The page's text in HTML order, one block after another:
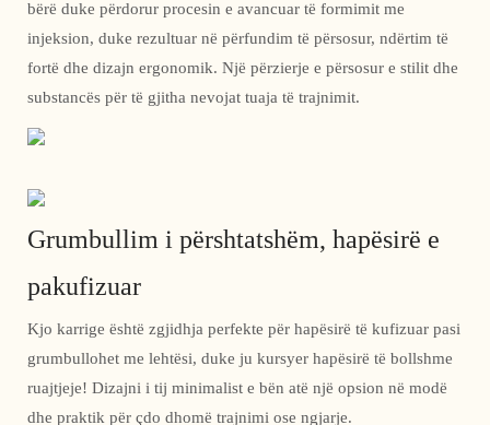
bërë duke përdorur procesin e avancuar të formimit me
injeksion, duke rezultuar në përfundim të përsosur, ndërtim të
fortë dhe dizajn ergonomik. Një përzierje e përsosur e stilit dhe
substancës për të gjitha nevojat tuaja të trajnimit.
Grumbullim i përshtatshëm, hapësirë ​​e
pakufizuar
Kjo karrige është zgjidhja perfekte për hapësirë ​​të kufizuar pasi
grumbullohet me lehtësi, duke ju kursyer hapësirë ​​të bollshme
ruajtjeje! Dizajni i tij minimalist e bën atë një opsion në modë
dhe praktik për çdo dhomë trajnimi ose ngjarje.